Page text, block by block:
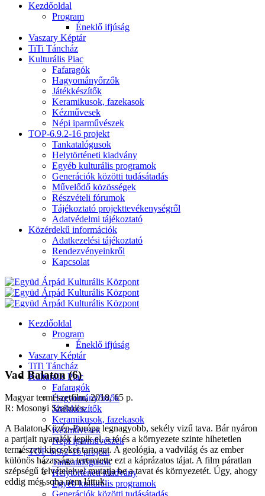
Kezdőoldal
Program
Éneklő ifjúság
Vaszary Képtár
TiTi Táncház
Kulturális Piac
Fafaragók
Hagyományőrzők
Játékkészítők
Keramikusok, fazekasok
Kézművesek
Népi iparművészek
TOP-6.9.2-16 projekt
Tankatalógusok
Helytörténeti kiadvány
Egyéb kulturális programok
Generációk közötti tudásátadás
Művelődő közösségek
Részvételi fórumok
Tájékoztató projekttevékenységről
Adatvédelmi tájékoztató
Közérdekű információk
Adatkezelési tájékoztató
Rendezvényeinkről
Kapcsolat
Kezdőoldal
Program
Éneklő ifjúság
Vaszary Képtár
TiTi Táncház
Kulturális Piac
Fafaragók
Hagyományőrzők
Játékkészítők
Keramikusok, fazekasok
Kézművesek
Népi iparművészek
TOP-6.9.2-16 projekt
Tankatalógusok
Helytörténeti kiadvány
Egyéb kulturális programok
Generációk közötti tudásátadás
Vad Balaton (6)
Magyar természetfilm, 2018, 65 p.
R: Mosonyi Szabolcs
A Balaton Közép-Európa legnagyobb, sekély vizű tava. Bár nyáron
a partjait nyaralók lepik el, a tó és a környezete szinte hihetetlen
természeti kincseket tartogat. A geológia, a vadvilág és az ember
különös házassága teremtette ezt a káprázatos tájat. A film páratlan
szépségű felvételeivel mutatja be a tavat és környezetét. Úgy, ahogy
eddig még soha nem láttuk.